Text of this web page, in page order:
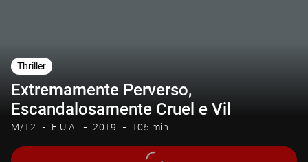
Thriller
Extremamente Perverso,
Escandalosamente Cruel e Vil
M/12 E.U.A. 2019 105 min